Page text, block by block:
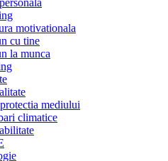
motivationala
cu tine
la munca
mediului
climatice